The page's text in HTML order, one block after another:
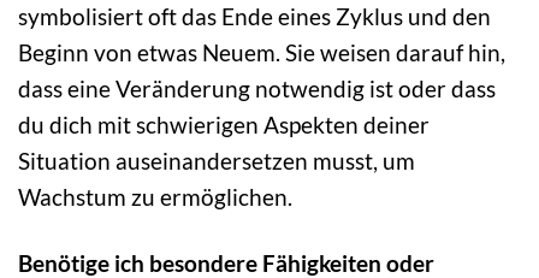
symbolisiert oft das Ende eines Zyklus und den
Beginn von etwas Neuem. Sie weisen darauf hin,
dass eine Veränderung notwendig ist oder dass
du dich mit schwierigen Aspekten deiner
Situation auseinandersetzen musst, um
Wachstum zu ermöglichen.
Benötige ich besondere Fähigkeiten oder